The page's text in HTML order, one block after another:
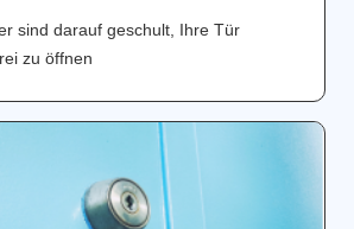
sind darauf geschult, Ihre Tür
zu öffnen